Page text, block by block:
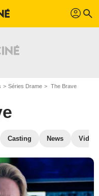
profil search
Séries Drame The Brave
Casting News